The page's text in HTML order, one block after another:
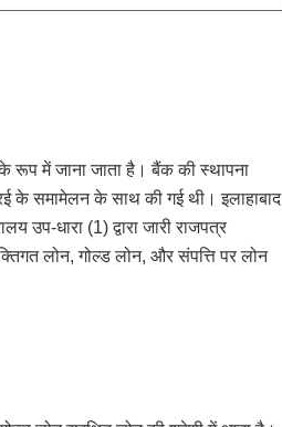
रूप में जाना जाता है। बैंक की स्थापना
के समामेलन के साथ की गई थी। इलाहाबाद
धारा (1) द्वारा जारी राजपत्र
लोन, गोल्ड लोन, और संपत्ति पर लोन